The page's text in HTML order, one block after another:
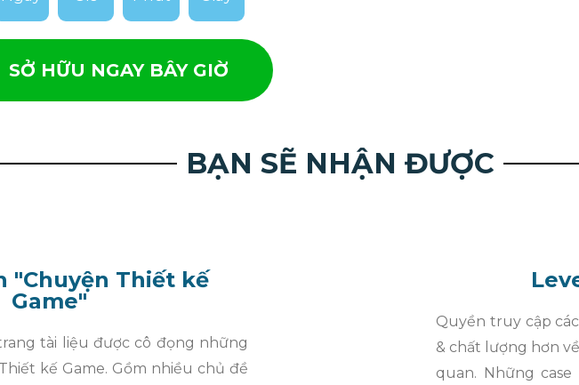
SỞ HỮU NGAY BÂY GIỜ
BẠN SẼ NHẬN ĐƯỢC
"Chuyện Thiết kế
Game"
tài liệu được cô đọng những
kế Game. Gồm nhiều chủ đề
Quyền truy cập
& chất lượng hơn
quan. Những